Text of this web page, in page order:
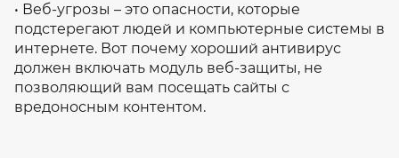
• Веб-угрозы – это опасности, которые
подстерегают людей и компьютерные системы в
интернете. Вот почему хороший антивирус
должен включать модуль веб-защиты, не
позволяющий вам посещать сайты с
вредоносным контентом.